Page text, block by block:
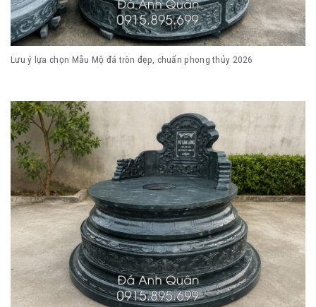
Lưu ý lựa chọn Mẫu Mộ đá tròn đẹp, chuẩn phong thủy 2026